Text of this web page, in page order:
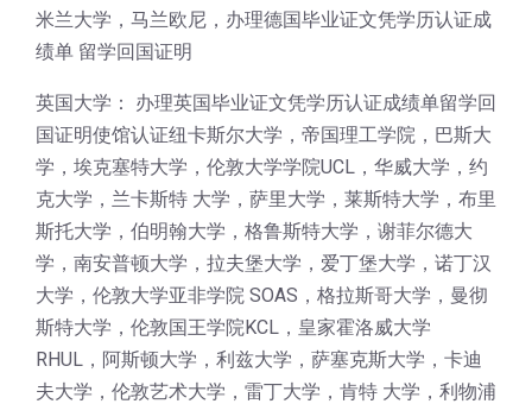
米兰大学，马兰欧尼，办理德国毕业证文凭学历认证成
绩单 留学回国证明
英国大学： 办理英国毕业证文凭学历认证成绩单留学回
国证明使馆认证纽卡斯尔大学，帝国理工学院，巴斯大
学，埃克塞特大学，伦敦大学学院UCL，华威大学，约
克大学，兰卡斯特 大学，萨里大学，莱斯特大学，布里
斯托大学，伯明翰大学，格鲁斯特大学，谢菲尔德大
学，南安普顿大学，拉夫堡大学，爱丁堡大学，诺丁汉
大学，伦敦大学亚非学院 SOAS，格拉斯哥大学，曼彻
斯特大学，伦敦国王学院KCL，皇家霍洛威大学
RHUL，阿斯顿大学，利兹大学，萨塞克斯大学，卡迪
夫大学，伦敦艺术大学，雷丁大学，肯特 大学，利物浦